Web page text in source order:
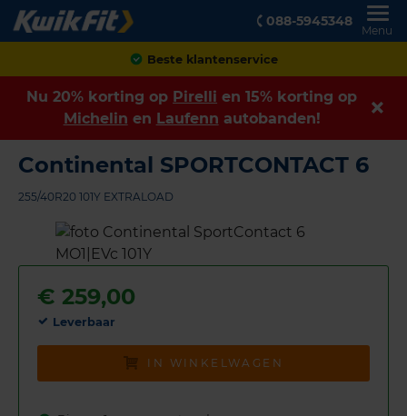
088-5945348
Menu
Achteraf betalen
Nu 20% korting op Pirelli en 15% korting op
Michelin en Laufenn autobanden!
Continental SPORTCONTACT 6
255/40R20 101Y EXTRALOAD
€ 259,00
Leverbaar
IN WINKELWAGEN